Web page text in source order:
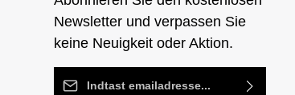
Newsletter und verpassen Sie
keine Neuigkeit oder Aktion.
Email adresse*